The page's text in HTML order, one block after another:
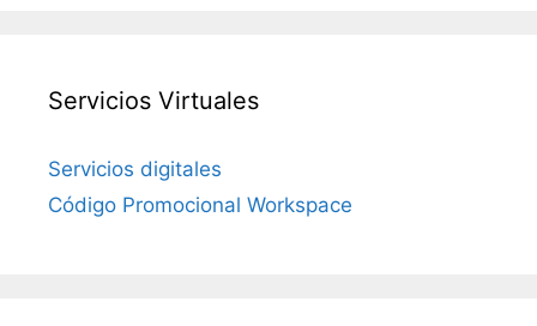
Servicios Virtuales
Servicios digitales
Código Promocional Workspace